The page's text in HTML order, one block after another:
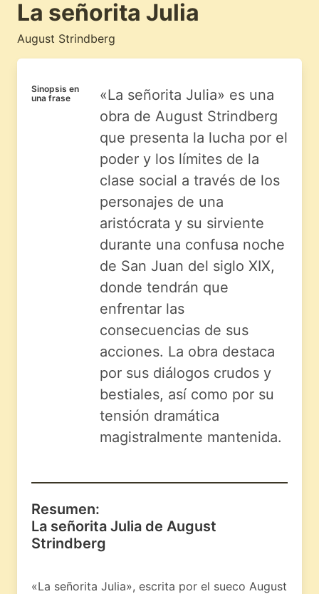
La señorita Julia
August Strindberg
Sinopsis en
una frase
«La señorita Julia» es una
obra de August Strindberg
que presenta la lucha por el
poder y los límites de la
clase social a través de los
personajes de una
aristócrata y su sirviente
durante una confusa noche
de San Juan del siglo XIX,
donde tendrán que
enfrentar las
consecuencias de sus
acciones. La obra destaca
por sus diálogos crudos y
bestiales, así como por su
tensión dramática
magistralmente mantenida.
Resumen:
La señorita Julia de August
Strindberg
«La señorita Julia», escrita por el sueco August